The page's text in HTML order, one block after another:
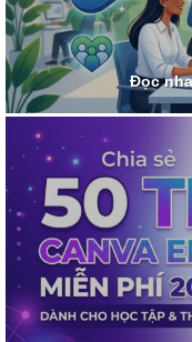
Đọc